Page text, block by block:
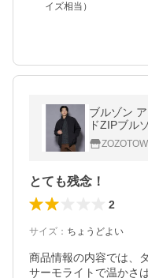
イズ相当）
ブルゾン ア
ドZIPブル
とても残念！
2
サイズ ： ちょうどよい
商品情報の内容では、
サーモライトで温かさ